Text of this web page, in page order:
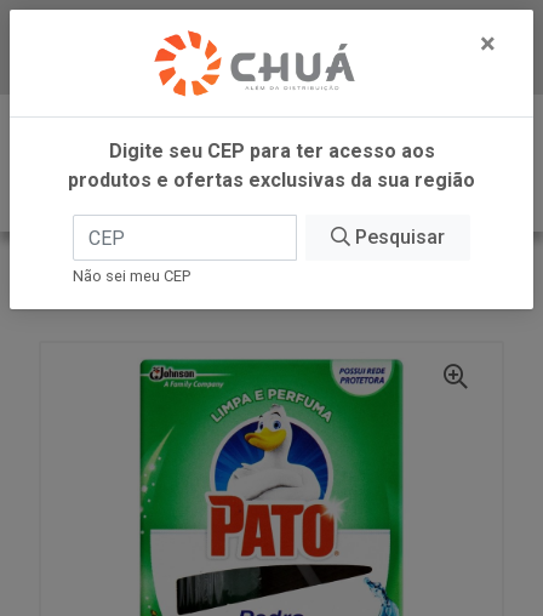
Baixe já nosso APP
0
INÍCIO
SC JOHNSON
×
Digite seu CEP para ter acesso aos
produtos e ofertas exclusivas da sua região
Pesquisar
Não sei meu CEP